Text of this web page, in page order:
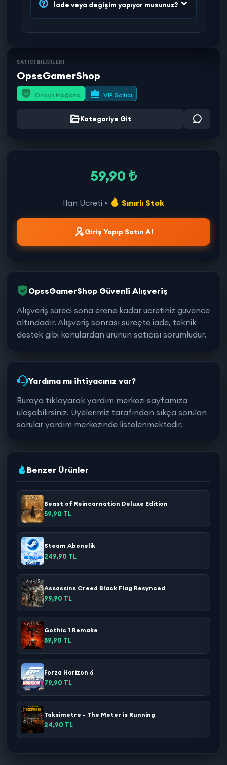
İade veya değişim yapıyor musunuz?
SATICI BİLGİLERİ
OpssGamerShop
Onaylı Mağaza VIP Satıcı
Kategoriye Git
59,90 ₺
İlan Ücreti • Sınırlı Stok
Giriş Yapıp Satın Al
OpssGamerShop Güvenli Alışveriş
Alışveriş süreci sona erene kadar ücretiniz güvence
altındadır. Alışveriş sonrası süreçte iade, teknik
destek gibi konulardan ürünün satıcısı sorumludur.
Yardıma mı ihtiyacınız var?
Buraya tıklayarak yardım merkezi sayfamıza
ulaşabilirsiniz. Üyelerimiz tarafından sıkça sorulan
sorular yardım merkezinde listelenmektedir.
Benzer Ürünler
Beast of Reincarnation Deluxe Edition
59,90 TL
Steam Abonelik
249,90 TL
Assassins Creed Black Flag Resynced
99,90 TL
Gothic 1 Remake
59,90 TL
Forza Horizon 6
79,90 TL
Taksimetre - The Meter is Running
24,90 TL